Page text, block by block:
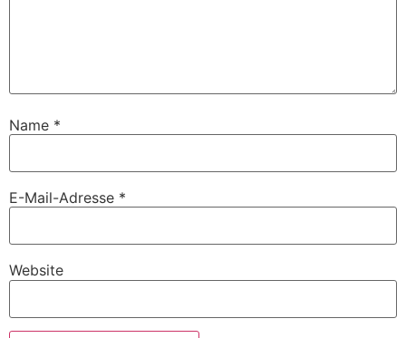
Name *
E-Mail-Adresse *
Website